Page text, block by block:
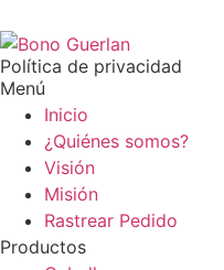
Política de privacidad
Menú
Inicio
¿Quiénes somos?
Visión
Misión
Rastrear Pedido
Productos